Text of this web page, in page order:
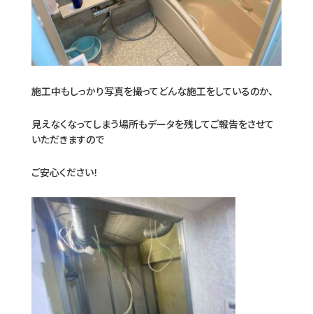
施工中もしっかり写真を撮ってどんな施工をしているのか、
見えなくなってしまう場所もデータを残してご報告をさせて
いただきますので
ご安心ください！